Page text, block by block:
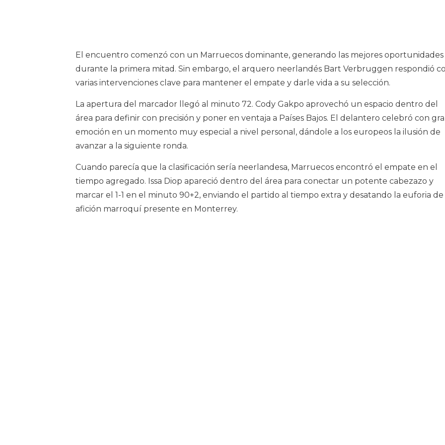
El encuentro comenzó con un Marruecos dominante, generando las mejores oportunidades
durante la primera mitad. Sin embargo, el arquero neerlandés Bart Verbruggen respondió
varias intervenciones clave para mantener el empate y darle vida a su selección.
La apertura del marcador llegó al minuto 72. Cody Gakpo aprovechó un espacio dentro del
área para definir con precisión y poner en ventaja a Países Bajos. El delantero celebró con
emoción en un momento muy especial a nivel personal, dándole a los europeos la ilusión de
avanzar a la siguiente ronda.
Cuando parecía que la clasificación sería neerlandesa, Marruecos encontró el empate en el
tiempo agregado. Issa Diop apareció dentro del área para conectar un potente cabezazo y
marcar el 1-1 en el minuto 90+2, enviando el partido al tiempo extra y desatando la euforia de
afición marroquí presente en Monterrey.